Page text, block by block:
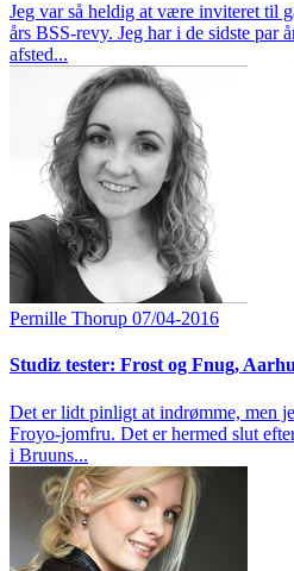
Jeg var så heldig at være inviteret til
års BSS-revy. Jeg har i de sidste par
afsted...
Pernille Thorup 07/04-2016
Studiz tester: Frost og Fnug,
Det er lidt pinligt at indrømme, men
Froyo-jomfru. Det er hermed slut
i Bruuns...